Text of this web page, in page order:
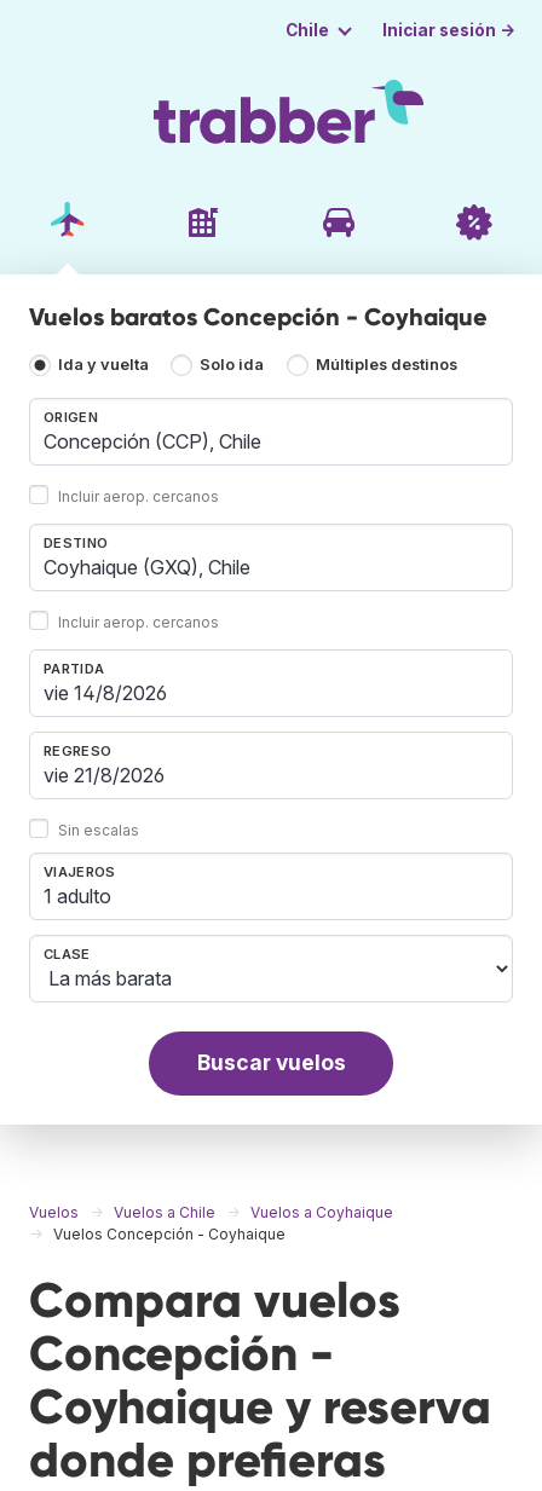
Chile Iniciar sesión →
Vuelos baratos Concepción - Coyhaique
Ida y vuelta Solo ida Múltiples destinos
ORIGEN
Incluir aerop. cercanos
DESTINO
Incluir aerop. cercanos
PARTIDA
REGRESO
Sin escalas
VIAJEROS
1 adulto
CLASE
Buscar vuelos
Vuelos Vuelos a Chile
Vuelos a Coyhaique
Vuelos Concepción - Coyhaique
Compara vuelos
Concepción -
Coyhaique y reserva
donde prefieras